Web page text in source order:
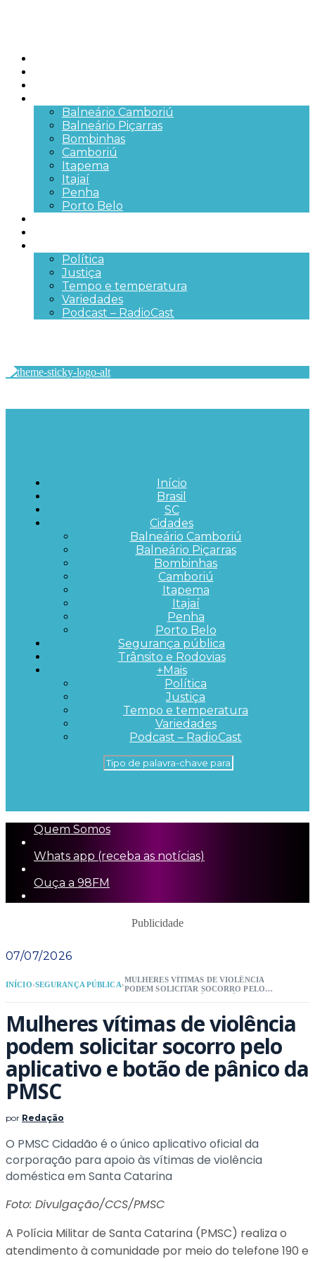
Balneário Camboriú
Balneário Piçarras
Bombinhas
Camboriú
Itapema
Itajaí
Penha
Porto Belo
Política
Justiça
Tempo e temperatura
Variedades
Podcast – RadioCast
Início
Brasil
SC
Cidades
Balneário Camboriú
Balneário Piçarras
Bombinhas
Camboriú
Itapema
Itajaí
Penha
Porto Belo
Segurança pública
Trânsito e Rodovias
+Mais
Política
Justiça
Tempo e temperatura
Variedades
Podcast – RadioCast
Quem Somos
Whats app (receba as notícias)
Ouça a 98FM
Publicidade
07/07/2026
INÍCIO›SEGURANÇA PÚBLICA›
MULHERES VÍTIMAS DE VIOLÊNCIA
PODEM SOLICITAR SOCORRO PELO
Mulheres vítimas de violência
podem solicitar socorro pelo
aplicativo e botão de pânico da
PMSC
por Redação
O PMSC Cidadão é o único aplicativo oficial da
corporação para apoio às vítimas de violência
doméstica em Santa Catarina
Foto: Divulgação/CCS/PMSC
A Polícia Militar de Santa Catarina (PMSC) realiza o
atendimento à comunidade por meio do telefone 190 e